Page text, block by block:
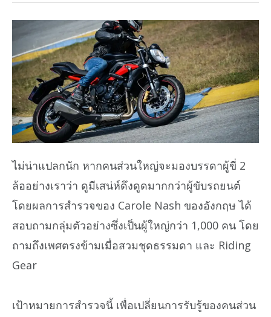
ไม่น่าแปลกนัก หากคนส่วนใหญ่จะมองบรรดาผู้ขี่ 2
ล้ออย่างเราว่า ดูมีเสน่ห์ดึงดูดมากกว่าผู้ขับรถยนต์
โดยผลการสำรวจของ Carole Nash ของอังกฤษ ได้
สอบถามกลุ่มตัวอย่างซึ่งเป็นผู้ใหญ่กว่า 1,000 คน โดย
ถามถึงเพศตรงข้ามเมื่อสวมชุดธรรมดา และ Riding
Gear
เป้าหมายการสำรวจนี้ เพื่อเปลี่ยนการรับรู้ของคนส่วน